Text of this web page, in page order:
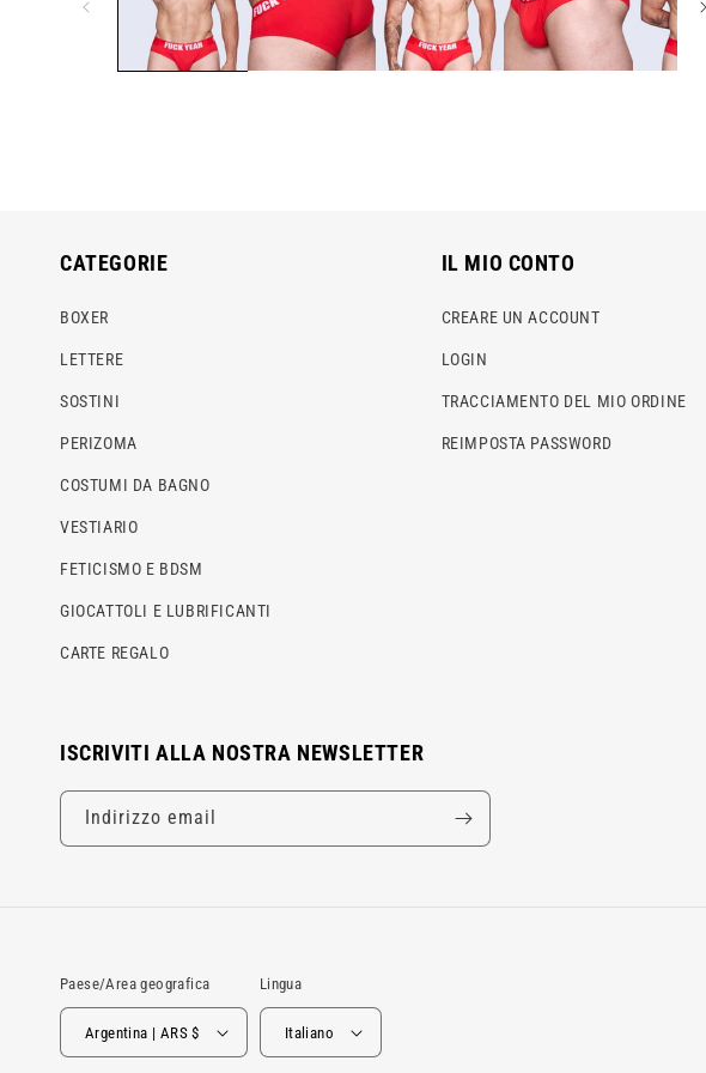
finestra
CATEGORIE
BOXER
LETTERE
SOSTINI
PERIZOMA
COSTUMI DA BAGNO
VESTIARIO
FETICISMO E BDSM
GIOCATTOLI E LUBRIFICANTI
CARTE REGALO
IL MIO CONTO
CREARE UN ACCOUNT
LOGIN
TRACCIAMENTO DEL MIO ORDINE
REIMPOSTA PASSWORD
ISCRIVITI ALLA NOSTRA NEWSLETTER
Indirizzo email
Paese/Area geografica
Argentina | ARS $
Lingua
Italiano